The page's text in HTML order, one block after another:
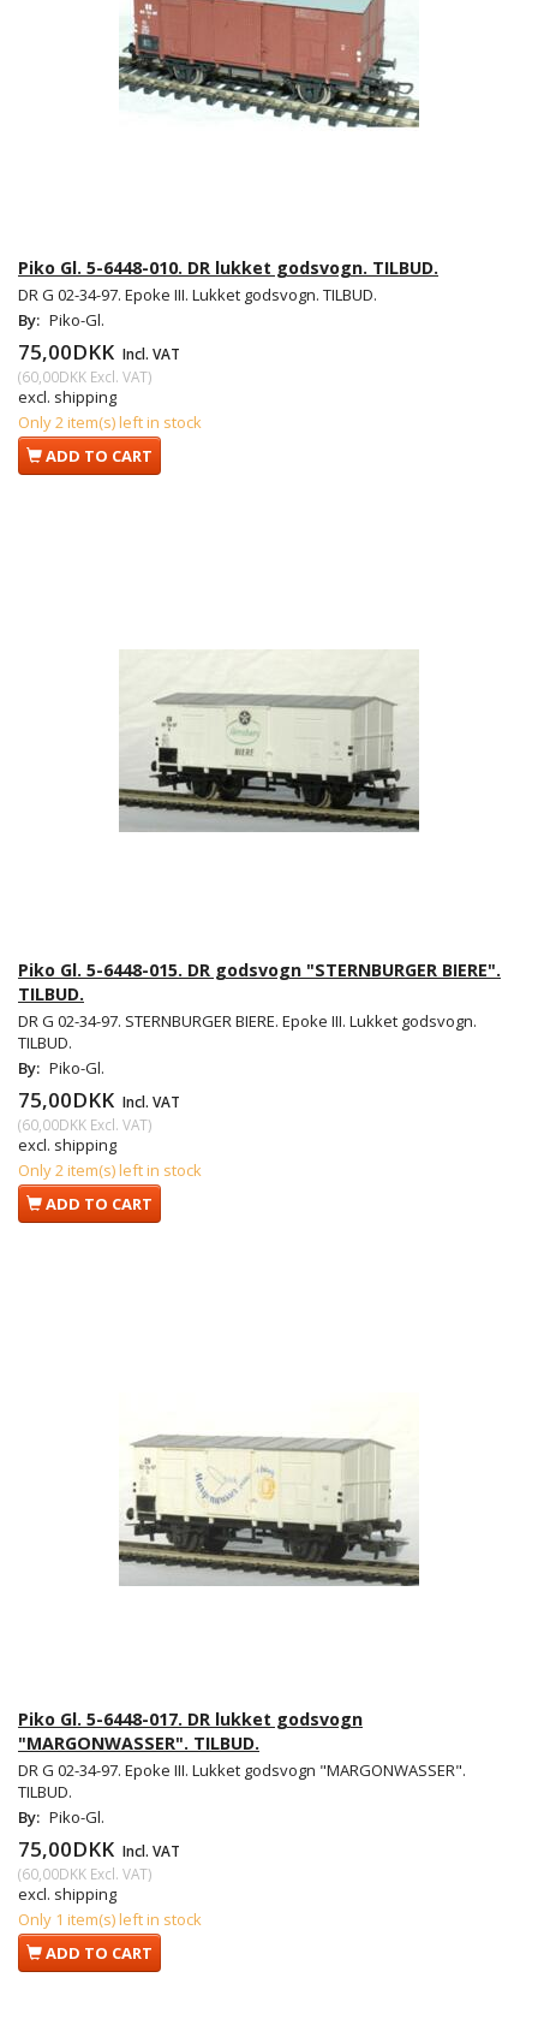
Piko Gl. 5-6448-010. DR lukket godsvogn. TILBUD.
DR G 02-34-97. Epoke III. Lukket godsvogn. TILBUD.
By: Piko-Gl.
75,00DKK Incl. VAT
(60,00DKK Excl. VAT)
excl. shipping
Only 2 item(s) left in stock
ADD TO CART
Piko Gl. 5-6448-015. DR godsvogn "STERNBURGER BIERE".
TILBUD.
DR G 02-34-97. STERNBURGER BIERE. Epoke III. Lukket godsvogn.
TILBUD.
By: Piko-Gl.
75,00DKK Incl. VAT
(60,00DKK Excl. VAT)
excl. shipping
Only 2 item(s) left in stock
ADD TO CART
Piko Gl. 5-6448-017. DR lukket godsvogn
"MARGONWASSER". TILBUD.
DR G 02-34-97. Epoke III. Lukket godsvogn "MARGONWASSER".
TILBUD.
By: Piko-Gl.
75,00DKK Incl. VAT
(60,00DKK Excl. VAT)
excl. shipping
Only 1 item(s) left in stock
ADD TO CART